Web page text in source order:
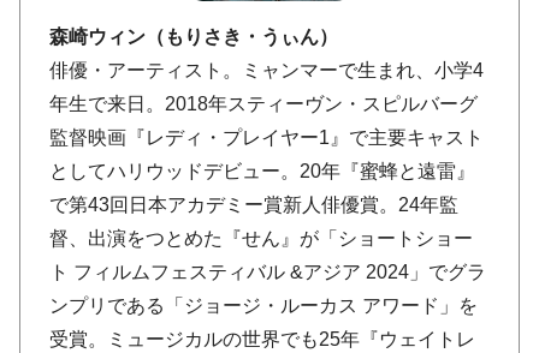
森崎ウィン（もりさき・うぃん）
俳優・アーティスト。ミャンマーで生まれ、小学4
年生で来日。2018年スティーヴン・スピルバーグ
監督映画『レディ・プレイヤー1』で主要キャスト
としてハリウッドデビュー。20年『蜜蜂と遠雷』
で第43回日本アカデミー賞新人俳優賞。24年監
督、出演をつとめた『せん』が「ショートショー
ト フィルムフェスティバル &アジア 2024」でグラ
ンプリである「ジョージ・ルーカス アワード」を
受賞。ミュージカルの世界でも25年『ウェイトレ